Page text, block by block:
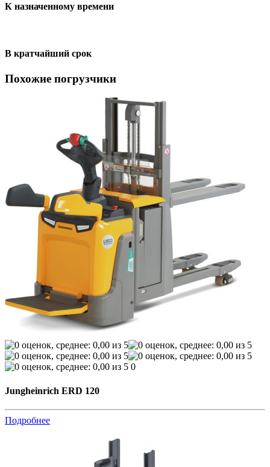
К назначенному времени
В кратчайший срок
Похожие погрузчики
0
Jungheinrich ERD 120
Подробнее